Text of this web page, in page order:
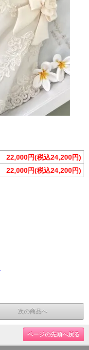
22,000円(税込24,200円)
22,000円(税込24,200円)
次の商品へ
ページの先頭へ戻る